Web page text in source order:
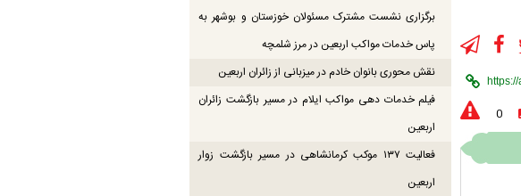
0
برگزاری نشست مشترک مسئولان خوزستان و بوشهر به
پاس خدمات مواکب اربعین در مرز شلمچه
نقش محوری بانوان خادم در میزبانی از زائران اربعین
فیلم خدمات دهی مواکب ایلام در مسیر بازگشت زائران
اربعین
فعالیت ۱۳۷ موکب کرمانشاهی در مسیر بازگشت زوار
اربعین